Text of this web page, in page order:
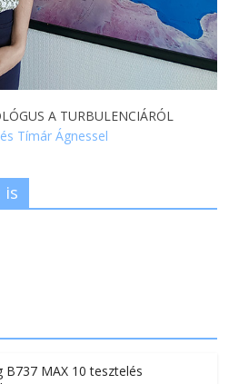
A TURBULENCIÁRÓL
Tímár Ágnessel
is
B737 MAX 10 tesztelés